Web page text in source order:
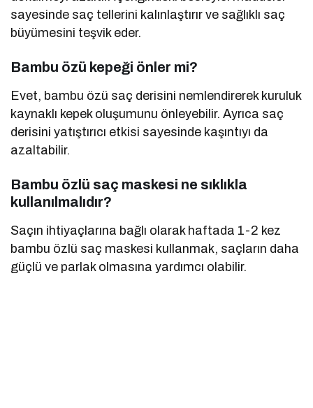
sayesinde saç tellerini kalınlaştırır ve sağlıklı saç
büyümesini teşvik eder.
Bambu özü kepeği önler mi?
Evet, bambu özü saç derisini nemlendirerek kuruluk
kaynaklı kepek oluşumunu önleyebilir. Ayrıca saç
derisini yatıştırıcı etkisi sayesinde kaşıntıyı da
azaltabilir.
Bambu özlü saç maskesi ne sıklıkla
kullanılmalıdır?
Saçın ihtiyaçlarına bağlı olarak haftada 1-2 kez
bambu özlü saç maskesi kullanmak, saçların daha
güçlü ve parlak olmasına yardımcı olabilir.